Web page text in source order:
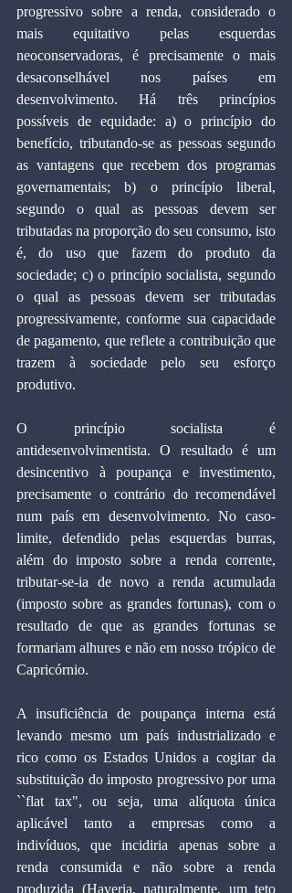
progressivo sobre a renda, considerado o
mais equitativo pelas esquerdas
neoconservadoras, é precisamente o mais
desaconselhável nos países em
desenvolvimento. Há três princípios
possíveis de equidade: a) o princípio do
benefício, tributando-se as pessoas segundo
as vantagens que recebem dos programas
governamentais; b) o princípio liberal,
segundo o qual as pessoas devem ser
tributadas na proporção do seu consumo, isto
é, do uso que fazem do produto da
sociedade; c) o princípio socialista, segundo
o qual as pessoas devem ser tributadas
progressivamente, conforme sua capacidade
de pagamento, que reflete a contribuição que
trazem à sociedade pelo seu esforço
produtivo.
O princípio socialista é
antidesenvolvimentista. O resultado é um
desincentivo à poupança e investimento,
precisamente o contrário do recomendável
num país em desenvolvimento. No caso-
limite, defendido pelas esquerdas burras,
além do imposto sobre a renda corrente,
tributar-se-ia de novo a renda acumulada
(imposto sobre as grandes fortunas), com o
resultado de que as grandes fortunas se
formariam alhures e não em nosso trópico de
Capricórnio.
A insuficiência de poupança interna está
levando mesmo um país industrializado e
rico como os Estados Unidos a cogitar da
substituição do imposto progressivo por uma
``flat tax", ou seja, uma alíquota única
aplicável tanto a empresas como a
indivíduos, que incidiria apenas sobre a
renda consumida e não sobre a renda
produzida (Haveria, naturalmente, um teto